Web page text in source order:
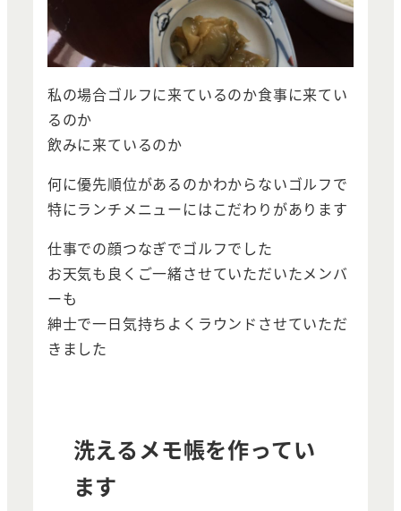
私の場合ゴルフに来ているのか食事に来てい
るのか
飲みに来ているのか
何に優先順位があるのかわからないゴルフで
特にランチメニューにはこだわりがあります
仕事での顔つなぎでゴルフでした
お天気も良くご一緒させていただいたメンバ
ーも
紳士で一日気持ちよくラウンドさせていただ
きました
洗えるメモ帳を作ってい
ます